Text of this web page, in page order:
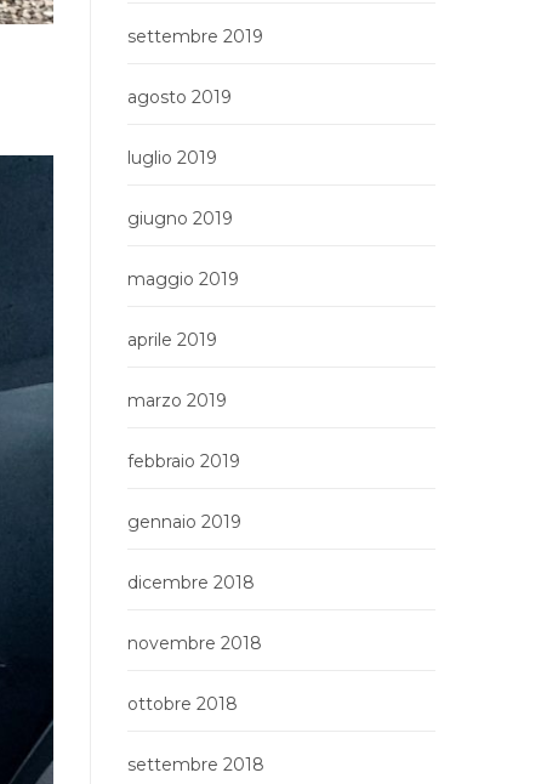
settembre 2019
agosto 2019
luglio 2019
giugno 2019
maggio 2019
aprile 2019
marzo 2019
febbraio 2019
gennaio 2019
dicembre 2018
novembre 2018
ottobre 2018
settembre 2018